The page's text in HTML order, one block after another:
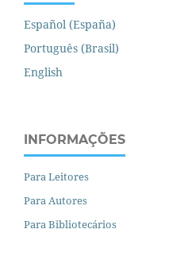
Español (España)
Português (Brasil)
English
INFORMAÇÕES
Para Leitores
Para Autores
Para Bibliotecários